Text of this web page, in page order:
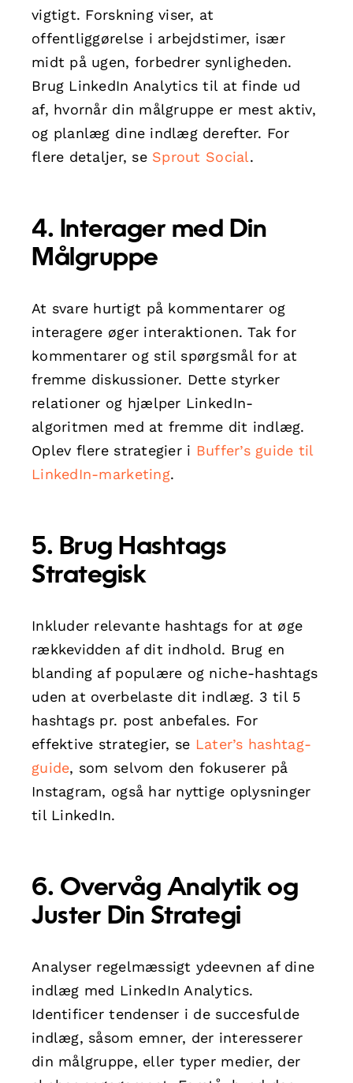
vigtigt. Forskning viser, at
offentliggørelse i arbejdstimer, især
midt på ugen, forbedrer synligheden.
Brug LinkedIn Analytics til at finde ud
af, hvornår din målgruppe er mest aktiv,
og planlæg dine indlæg derefter. For
flere detaljer, se Sprout Social.
4. Interager med Din
Målgruppe
At svare hurtigt på kommentarer og
interagere øger interaktionen. Tak for
kommentarer og stil spørgsmål for at
fremme diskussioner. Dette styrker
relationer og hjælper LinkedIn-
algoritmen med at fremme dit indlæg.
Oplev flere strategier i Buffer’s guide til
LinkedIn-marketing.
5. Brug Hashtags
Strategisk
Inkluder relevante hashtags for at øge
rækkevidden af dit indhold. Brug en
blanding af populære og niche-hashtags
uden at overbelaste dit indlæg. 3 til 5
hashtags pr. post anbefales. For
effektive strategier, se Later’s hashtag-
guide, som selvom den fokuserer på
Instagram, også har nyttige oplysninger
til LinkedIn.
6. Overvåg Analytik og
Juster Din Strategi
Analyser regelmæssigt ydeevnen af dine
indlæg med LinkedIn Analytics.
Identificer tendenser i de succesfulde
indlæg, såsom emner, der interesserer
din målgruppe, eller typer medier, der